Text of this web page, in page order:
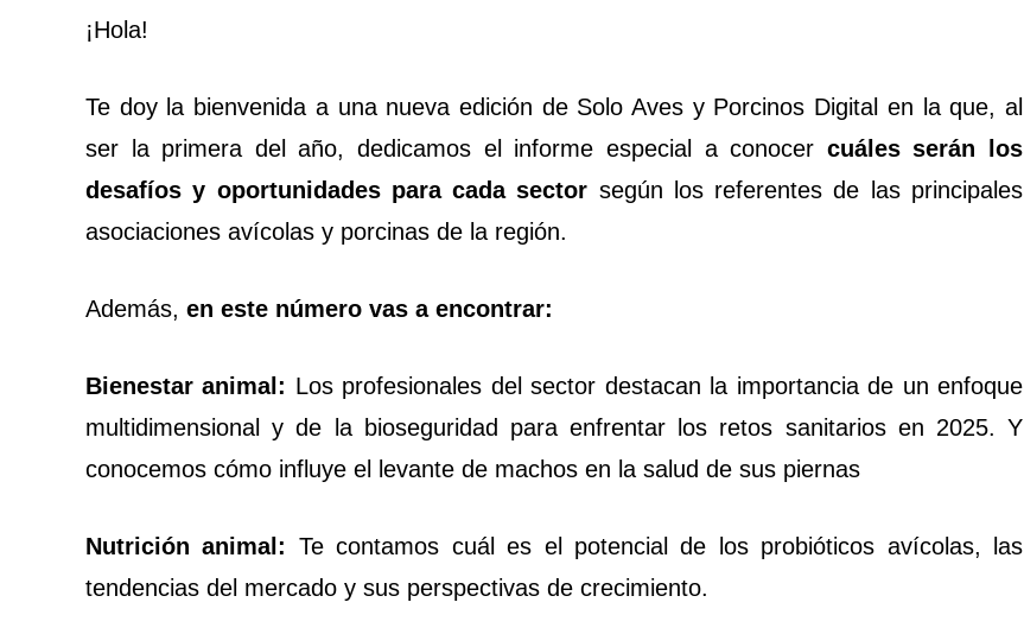
CONTÁCTENOS
TÉRMINOS
CONDICIONES
POLÍTICAS
SMARTPHONE
¡Hola!
Te doy la bienvenida a una nueva edición de Solo Aves y Porcinos Digital en la que, al
ser la primera del año, dedicamos el informe especial a conocer cuáles serán los
desafíos y oportunidades para cada sector según los referentes de las principales
asociaciones avícolas y porcinas de la región.
Además, en este número vas a encontrar:
Bienestar animal: Los profesionales del sector destacan la importancia de un enfoque
multidimensional y de la bioseguridad para enfrentar los retos sanitarios en 2025. Y
conocemos cómo influye el levante de machos en la salud de sus piernas
Nutrición animal: Te contamos cuál es el potencial de los probióticos avícolas, las
tendencias del mercado y sus perspectivas de crecimiento.